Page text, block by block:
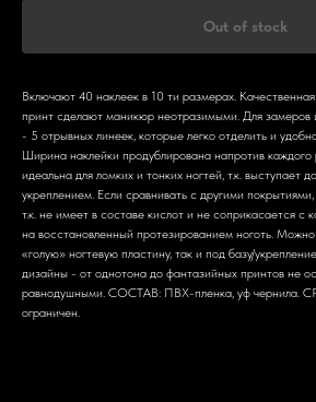
Out of stock
Включают 40 наклеек в 10 ти размерах.
принт сделают маникюр неотразимыми. Для замеров
- 5 отрывных линеек, которые легко отделить и
Ширина наклейки продублирована напротив
идеальна для ломких и тонких ногтей, т.к. выступает
укреплением. Если сравнивать с другими
т.к. не имеет в составе кислот и не соприкасается с
на восстановленный протезированием ноготь. Можно
«голую» ногтевую пластину, так и под базу/
дизайны - от однотона до фантазийных принтов не
равнодушными. СОСТАВ: ПВХ-пленка, уф
ограничен.